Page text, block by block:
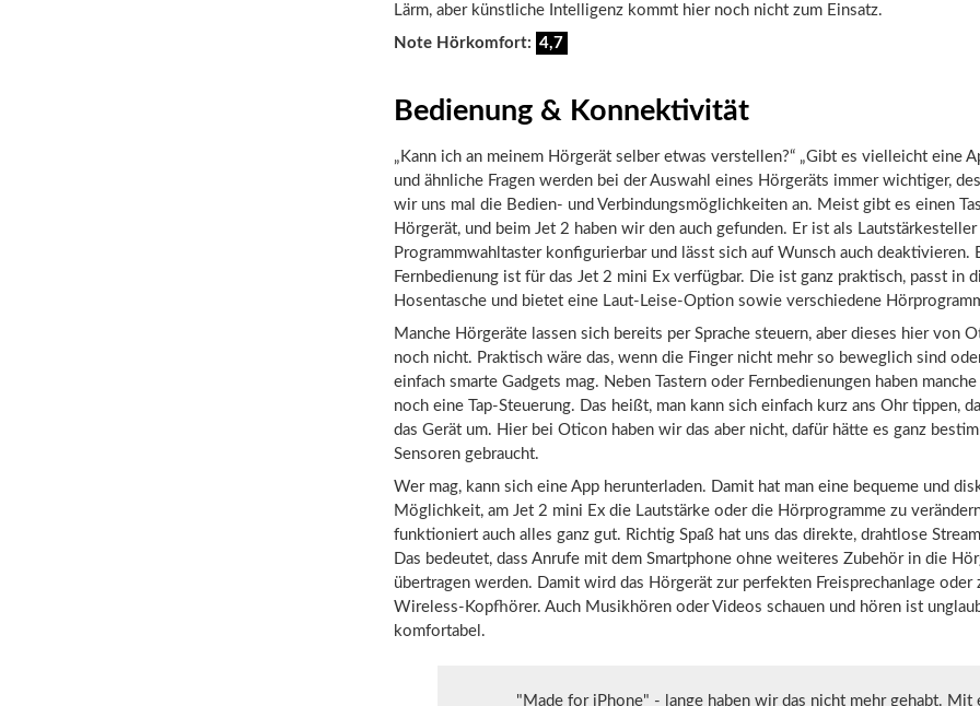
Lärm, aber künstliche Intelligenz kommt hier noch nicht zum Einsatz.
Note Hörkomfort: 4,7
Bedienung & Konnektivität
„Kann ich an meinem Hörgerät selber etwas verstellen?“ „Gibt es vielleicht eine
und ähnliche Fragen werden bei der Auswahl eines Hörgeräts immer wichtiger,
wir uns mal die Bedien- und Verbindungsmöglichkeiten an. Meist gibt es einen
Hörgerät, und beim Jet 2 haben wir den auch gefunden. Er ist als
Programmwahltaster konfigurierbar und lässt sich auf Wunsch auch deaktivieren.
Fernbedienung ist für das Jet 2 mini Ex verfügbar. Die ist ganz praktisch, passt in
Hosentasche und bietet eine Laut-Leise-Option sowie verschiedene
Manche Hörgeräte lassen sich bereits per Sprache steuern, aber dieses hier von
noch nicht. Praktisch wäre das, wenn die Finger nicht mehr so beweglich sind
einfach smarte Gadgets mag. Neben Tastern oder Fernbedienungen haben
noch eine Tap-Steuerung. Das heißt, man kann sich einfach kurz ans Ohr tippen,
das Gerät um. Hier bei Oticon haben wir das aber nicht, dafür hätte es ganz
Sensoren gebraucht.
Wer mag, kann sich eine App herunterladen. Damit hat man eine bequeme und
Möglichkeit, am Jet 2 mini Ex die Lautstärke oder die Hörprogramme zu
funktioniert auch alles ganz gut. Richtig Spaß hat uns das direkte, drahtlose
Das bedeutet, dass Anrufe mit dem Smartphone ohne weiteres Zubehör in die
übertragen werden. Damit wird das Hörgerät zur perfekten Freisprechanlage oder
Wireless-Kopfhörer. Auch Musikhören oder Videos schauen und hören ist
komfortabel.
"Made for iPhone" - lange haben wir das nicht mehr gehabt. Mit